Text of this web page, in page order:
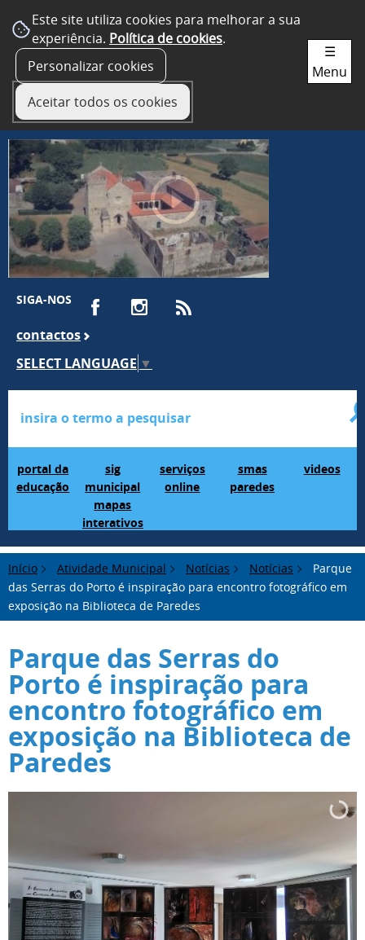
Este site utiliza cookies para melhorar a sua
experiência. Política de cookies.
Personalizar cookies
Aceitar todos os cookies
SIGA-NOS
contactos
SELECT LANGUAGE ▼
portal da
educação
sig
municipal
mapas
interativos
serviços
online
smas
paredes
videos
☰
Menu
Início Atividade Municipal Notícias Notícias
Parque
das Serras do Porto é inspiração para encontro fotográfico em
exposição na Biblioteca de Paredes
Parque das Serras do
Porto é inspiração para
encontro fotográfico em
exposição na Biblioteca de
Paredes